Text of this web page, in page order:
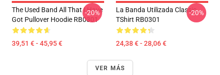
The Used Band All That I Have
Got Pullover Hoodie RB0301
39,51 € - 45,95 €
-20%
La Banda Utilizada Classic
TShirt RB0301
24,38 € - 28,06 €
-20%
VER MÁS